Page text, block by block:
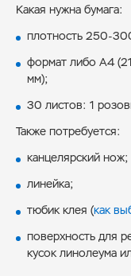
Какая нужна бумага:
плотность 250-
формат либо А4
мм);
30 листов: 1
Также потребуется:
канцелярский нож;
линейка;
тюбик клея (как
поверхность для
кусок линолеума